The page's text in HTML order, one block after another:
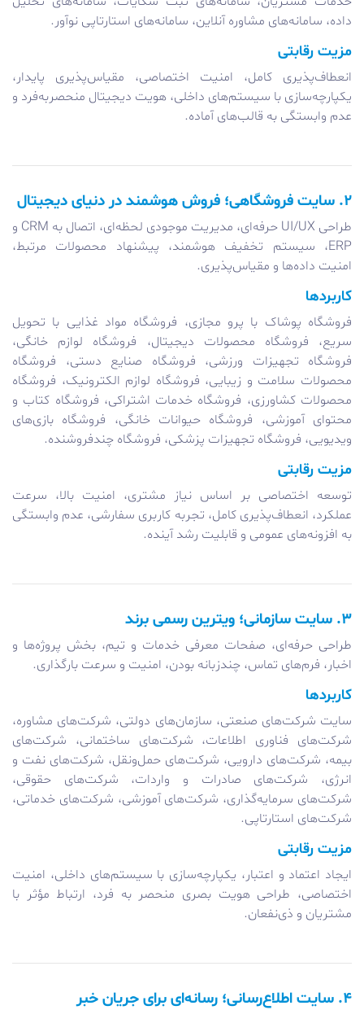
داده، سامانه‌های مشاوره آنلاین، سامانه‌های استارتاپی نوآور.
مزیت رقابتی
انعطاف‌پذیری کامل، امنیت اختصاصی، مقیاس‌پذیری پایدار،
یکپارچه‌سازی با سیستم‌های داخلی، هویت دیجیتال منحصربه‌فرد و
عدم وابستگی به قالب‌های آماده.
۲. سایت فروشگاهی؛ فروش هوشمند در دنیای دیجیتال
طراحی UI/UX حرفه‌ای، مدیریت موجودی لحظه‌ای، اتصال به CRM و
ERP، سیستم تخفیف هوشمند، پیشنهاد محصولات مرتبط،
امنیت داده‌ها و مقیاس‌پذیری.
کاربردها
فروشگاه پوشاک با پرو مجازی، فروشگاه مواد غذایی با تحویل
سریع، فروشگاه محصولات دیجیتال، فروشگاه لوازم خانگی،
فروشگاه تجهیزات ورزشی، فروشگاه صنایع دستی، فروشگاه
محصولات سلامت و زیبایی، فروشگاه لوازم الکترونیک، فروشگاه
محصولات کشاورزی، فروشگاه خدمات اشتراکی، فروشگاه کتاب و
محتوای آموزشی، فروشگاه حیوانات خانگی، فروشگاه بازی‌های
ویدیویی، فروشگاه تجهیزات پزشکی، فروشگاه چندفروشنده.
مزیت رقابتی
توسعه اختصاصی بر اساس نیاز مشتری، امنیت بالا، سرعت
عملکرد، انعطاف‌پذیری کامل، تجربه کاربری سفارشی، عدم وابستگی
به افزونه‌های عمومی و قابلیت رشد آینده.
۳. سایت سازمانی؛ ویترین رسمی برند
طراحی حرفه‌ای، صفحات معرفی خدمات و تیم، بخش پروژه‌ها و
اخبار، فرم‌های تماس، چندزبانه بودن، امنیت و سرعت بارگذاری.
کاربردها
سایت شرکت‌های صنعتی، سازمان‌های دولتی، شرکت‌های مشاوره،
شرکت‌های فناوری اطلاعات، شرکت‌های ساختمانی، شرکت‌های
بیمه، شرکت‌های دارویی، شرکت‌های حمل‌ونقل، شرکت‌های نفت و
انرژی، شرکت‌های صادرات و واردات، شرکت‌های حقوقی،
شرکت‌های سرمایه‌گذاری، شرکت‌های آموزشی، شرکت‌های خدماتی،
شرکت‌های استارتاپی.
مزیت رقابتی
ایجاد اعتماد و اعتبار، یکپارچه‌سازی با سیستم‌های داخلی، امنیت
اختصاصی، طراحی هویت بصری منحصر به فرد، ارتباط مؤثر با
مشتریان و ذی‌نفعان.
۴. سایت اطلاع‌رسانی؛ رسانه‌ای برای جریان خبر